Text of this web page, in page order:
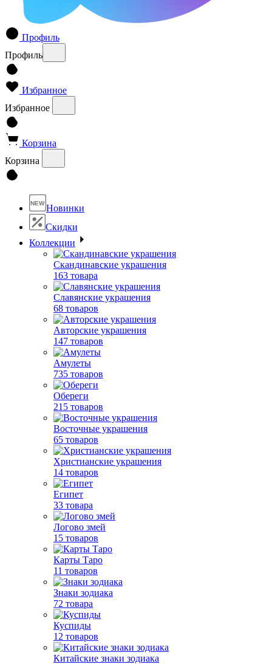
Профиль
Профиль
Избранное
Избранное
Корзина
Корзина
NEW Новинки
Скидки
Коллекции
Скандинавские украшения
163 товара
Славянские украшения
68 товаров
Авторские украшения
147 товаров
Амулеты
735 товаров
Обереги
215 товаров
Восточные украшения
65 товаров
Христианские украшения
14 товаров
Египет
33 товара
Логово змей
15 товаров
Карты Таро
11 товаров
Знаки зодиака
72 товара
Куспиды
12 товаров
Китайские знаки зодиака